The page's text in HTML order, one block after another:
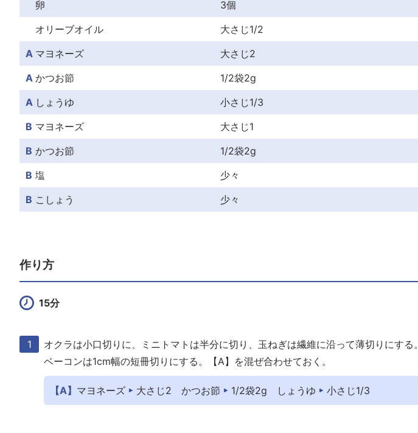
卵
3個
オリーブオイル
大さじ1/2
A マヨネーズ
大さじ2
A かつお節
1/2袋2g
A しょうゆ
小さじ1/3
B マヨネーズ
大さじ1
B かつお節
1/2袋2g
B 塩
少々
B こしょう 少々
作り方
15分
オクラは小口切りに、ミニトマトは半分に切り、玉ねぎは繊維に沿って薄切りにする。
ベーコンは1cm幅の短冊切りにする。【A】を混ぜ合わせておく。
【A】 マヨネーズ 大さじ2 かつお節 1/2袋2g しょうゆ 小さじ1/3